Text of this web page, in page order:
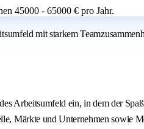
45000 - 65000 € pro Jahr.
mit starkem
Arbeitsumfeld ein, in dem der
Märkte und Unternehmen sowie